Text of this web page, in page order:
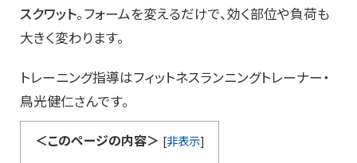
スクワット。フォームを変えるだけで、効く部位や負荷も
大きく変わります。
トレーニング指導はフィットネスランニングトレーナー・
鳥光健仁さんです。
＜このページの内容＞ [非表示]